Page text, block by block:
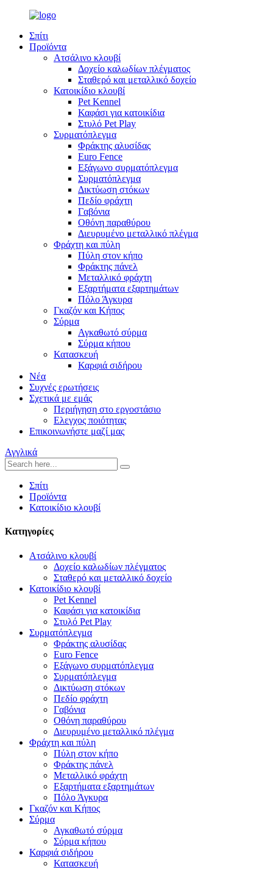
Σπίτι
Προϊόντα
Ατσάλινο κλουβί
Δοχείο καλωδίων πλέγματος
Σταθερό και μεταλλικό δοχείο
Κατοικίδιο κλουβί
Pet Kennel
Καφάσι για κατοικίδια
Στυλό Pet Play
Συρματόπλεγμα
Φράκτης αλυσίδας
Euro Fence
Εξάγωνο συρματόπλεγμα
Συρματόπλεγμα
Δικτύωση στόκων
Πεδίο φράχτη
Γαβόνια
Οθόνη παραθύρου
Διευρυμένο μεταλλικό πλέγμα
Φράχτη και πύλη
Πύλη στον κήπο
Φράκτης πάνελ
Μεταλλικό φράχτη
Εξαρτήματα εξαρτημάτων
Πόλο Άγκυρα
Γκαζόν και Κήπος
Σύρμα
Αγκαθωτό σύρμα
Σύρμα κήπου
Κατασκευή
Καρφιά σιδήρου
Νέα
Συχνές ερωτήσεις
Σχετικά με εμάς
Περιήγηση στο εργοστάσιο
Ελεγχος ποιότητας
Επικοινωνήστε μαζί μας
Αγγλικά
Σπίτι
Προϊόντα
Κατοικίδιο κλουβί
Κατηγορίες
Ατσάλινο κλουβί
Δοχείο καλωδίων πλέγματος
Σταθερό και μεταλλικό δοχείο
Κατοικίδιο κλουβί
Pet Kennel
Καφάσι για κατοικίδια
Στυλό Pet Play
Συρματόπλεγμα
Φράκτης αλυσίδας
Euro Fence
Εξάγωνο συρματόπλεγμα
Συρματόπλεγμα
Δικτύωση στόκων
Πεδίο φράχτη
Γαβόνια
Οθόνη παραθύρου
Διευρυμένο μεταλλικό πλέγμα
Φράχτη και πύλη
Πύλη στον κήπο
Φράκτης πάνελ
Μεταλλικό φράχτη
Εξαρτήματα εξαρτημάτων
Πόλο Άγκυρα
Γκαζόν και Κήπος
Σύρμα
Αγκαθωτό σύρμα
Σύρμα κήπου
Καρφιά σιδήρου
Κατασκευή